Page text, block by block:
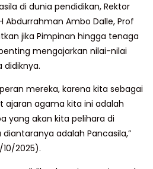
di dunia pendidikan, Rektor
Abdurrahman Ambo Dalle, Prof
jika Pimpinan hingga tenaga
mengajarkan nilai-nilai
didiknya.
mereka, karena kita sebagai
ajaran agama kita ini adalah
yang akan kita pelihara di
adalah Pancasila,”
10/2025).